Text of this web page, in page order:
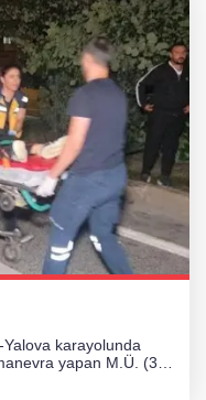
karayolunda
yapan M.Ü. (35)